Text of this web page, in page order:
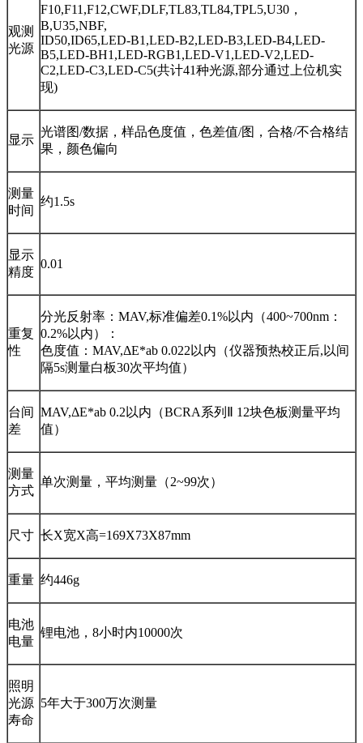
观测
光源
F10,F11,F12,CWF,DLF,TL83,TL84,TPL5,U30，
B,U35,NBF,
ID50,ID65,LED-B1,LED-B2,LED-B3,LED-B4,LED-
B5,LED-BH1,LED-RGB1,LED-V1,LED-V2,LED-
C2,LED-C3,LED-C5(共计41种光源,部分通过上位机实
现)
显示
光谱图/数据，样品色度值，色差值/图，合格/不合格结
果，颜色偏向
测量
时间
约1.5s
显示
精度
0.01
重复
性
分光反射率：MAV,标准偏差0.1%以内（400~700nm：
0.2%以内）：
色度值：MAV,ΔE*ab 0.022以内（仪器预热校正后,以间
隔5s测量白板30次平均值）
台间
差
MAV,ΔE*ab 0.2以内（BCRA系列Ⅱ 12块色板测量平均
值）
测量
方式
单次测量，平均测量（2~99次）
尺寸 长X宽X高=169X73X87mm
重量 约446g
电池
电量
锂电池，8小时内10000次
照明
光源
寿命
5年大于300万次测量